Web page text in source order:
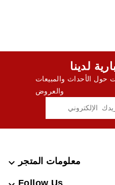
الأحداث والمبيعات
والعروض
معلومات المتجر 
Follow Us